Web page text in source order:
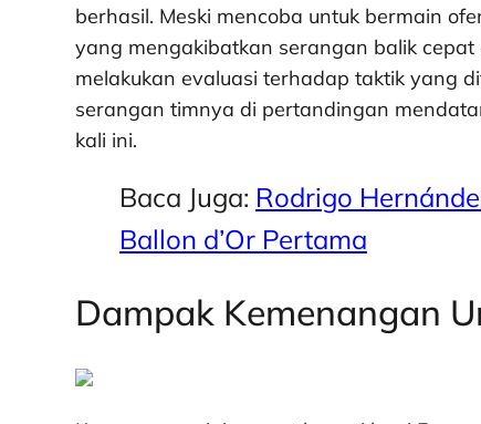
berhasil. Meski mencoba untuk bermain
yang mengakibatkan serangan balik cepat
melakukan evaluasi terhadap taktik yang
serangan timnya di pertandingan
kali ini.
Baca Juga: Rodrigo
Ballon d’Or Pertama
Dampak Kemenangan